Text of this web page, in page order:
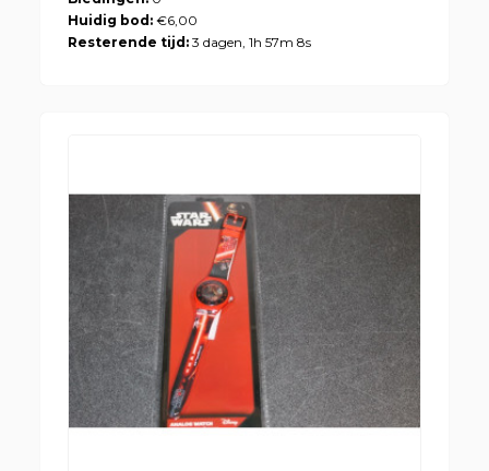
Huidig bod: €6,00
Resterende tijd: 3 dagen, 1h 57m 8s